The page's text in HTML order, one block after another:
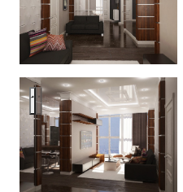
Penthouse in stroganoff